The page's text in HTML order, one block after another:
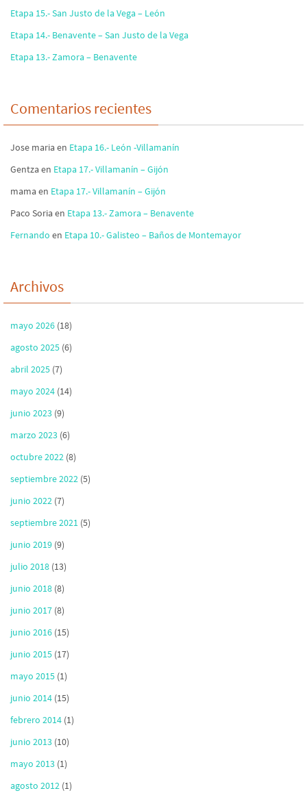
Etapa 15.- San Justo de la Vega – León
Etapa 14.- Benavente – San Justo de la Vega
Etapa 13.- Zamora – Benavente
Comentarios recientes
Jose mariaen Etapa 16.- León -Villamanín
Gentzaen Etapa 17.- Villamanín – Gijón
mamaen Etapa 17.- Villamanín – Gijón
Paco Soriaen Etapa 13.- Zamora – Benavente
Fernando en Etapa 10.- Galisteo – Baños de Montemayor
Archivos
mayo 2026 (18)
agosto 2025 (6)
abril 2025 (7)
mayo 2024 (14)
junio 2023 (9)
marzo 2023 (6)
octubre 2022 (8)
septiembre 2022 (5)
junio 2022 (7)
septiembre 2021 (5)
junio 2019 (9)
julio 2018 (13)
junio 2018 (8)
junio 2017 (8)
junio 2016 (15)
junio 2015 (17)
mayo 2015 (1)
junio 2014 (15)
febrero 2014 (1)
junio 2013 (10)
mayo 2013 (1)
agosto 2012 (1)